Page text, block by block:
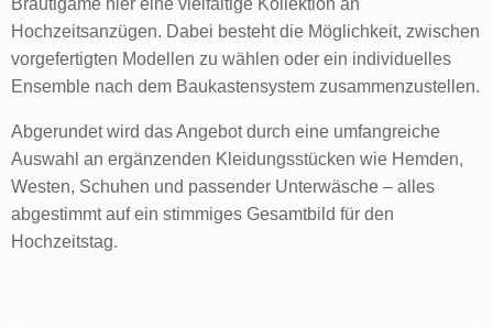
Bräutigame hier eine vielfältige Kollektion an
Hochzeitsanzügen. Dabei besteht die Möglichkeit, zwischen
vorgefertigten Modellen zu wählen oder ein individuelles
Ensemble nach dem Baukastensystem zusammenzustellen.
Abgerundet wird das Angebot durch eine umfangreiche
Auswahl an ergänzenden Kleidungsstücken wie Hemden,
Westen, Schuhen und passender Unterwäsche – alles
abgestimmt auf ein stimmiges Gesamtbild für den
Hochzeitstag.